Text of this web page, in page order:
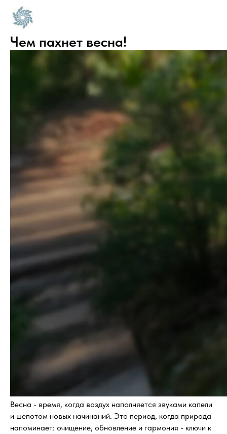
Чем пахнет весна!
Весна - время, когда воздух наполняется звуками капели
и шепотом новых начинаний. Это период, когда природа
напоминает: очищение, обновление и гармония - ключи к